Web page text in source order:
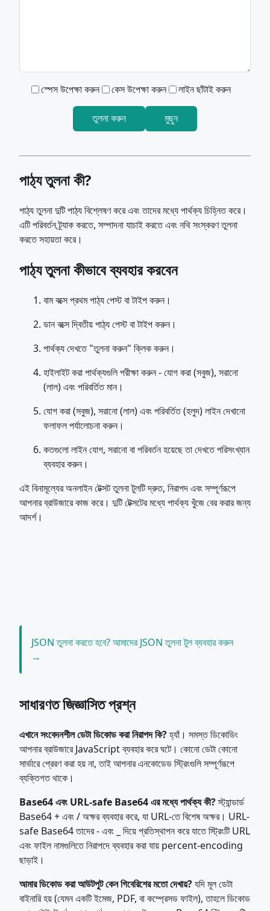
স্পেস উপেক্ষা করুন কেস উপেক্ষা করুন লাইন ছাঁটাই করুন
তুলনা করুন মুছুন
পাঠ্য তুলনা কী?
পাঠ্য তুলনা দুটি পাঠ্য বিশ্লেষণ করে এবং তাদের মধ্যে পার্থক্য চিহ্নিত করে।
এটি পরিবর্তন ট্র্যাক করতে, সম্পাদনা যাচাই করতে এবং নথি সংস্করণ তুলনা
করতে সহায়তা করে।
পাঠ্য তুলনা কীভাবে ব্যবহার করবেন
বাম বক্সে প্রথম পাঠ্য পেস্ট বা টাইপ করুন।
ডান বক্সে দ্বিতীয় পাঠ্য পেস্ট বা টাইপ করুন।
পার্থক্য দেখতে "তুলনা করুন" ক্লিক করুন।
হাইলাইট করা পার্থক্যগুলি পরীক্ষা করুন - যোগ করা (সবুজ), সরানো
(লাল) এবং পরিবর্তিত মান।
যোগ করা (সবুজ), সরানো (লাল) এবং পরিবর্তিত (হলুদ) লাইন দেখানো
ফলাফল পর্যালোচনা করুন।
কতগুলো লাইন যোগ, সরানো বা পরিবর্তন হয়েছে তা দেখতে পরিসংখ্যান
ব্যবহার করুন।
এই বিনামূল্যের অনলাইন টেক্সট তুলনা টুলটি দ্রুত, নিরাপদ এবং সম্পূর্ণরূপে
আপনার ব্রাউজারে কাজ করে। দুটি টেক্সটের মধ্যে পার্থক্য খুঁজে বের করার জন্য
আদর্শ।
JSON তুলনা করতে হবে? আমাদের JSON তুলনা টুল ব্যবহার করুন
→
সাধারণত জিজ্ঞাসিত প্রশ্ন
এখানে সংবেদনশীল ডেটা ডিকোড করা নিরাপদ কি?হ্যাঁ। সমস্ত ডিকোডিং
আপনার ব্রাউজারে JavaScript ব্যবহার করে ঘটে। কোনো ডেটা কোনো
সার্ভারে প্রেরণ করা হয় না, তাই আপনার এনকোডেড স্ট্রিংগুলি সম্পূর্ণরূপে
ব্যক্তিগত থাকে।
Base64 এবং URL-safe Base64 এর মধ্যে পার্থক্য কী?স্ট্যান্ডার্ড
Base64 + এবং / অক্ষর ব্যবহার করে, যা URL-তে বিশেষ অক্ষর। URL-
safe Base64 তাদের - এবং _ দিয়ে প্রতিস্থাপন করে যাতে স্ট্রিংটি URL
এবং ফাইল নামগুলিতে নিরাপদে ব্যবহার করা যায় percent-encoding
ছাড়াই।
আমার ডিকোড করা আউটপুট কেন গিবেরিশের মতো দেখায়?যদি মূল ডেটা
বাইনারি হয় (যেমন একটি ইমেজ, PDF, বা কম্প্রেসড ফাইল), তাহলে ডিকোড